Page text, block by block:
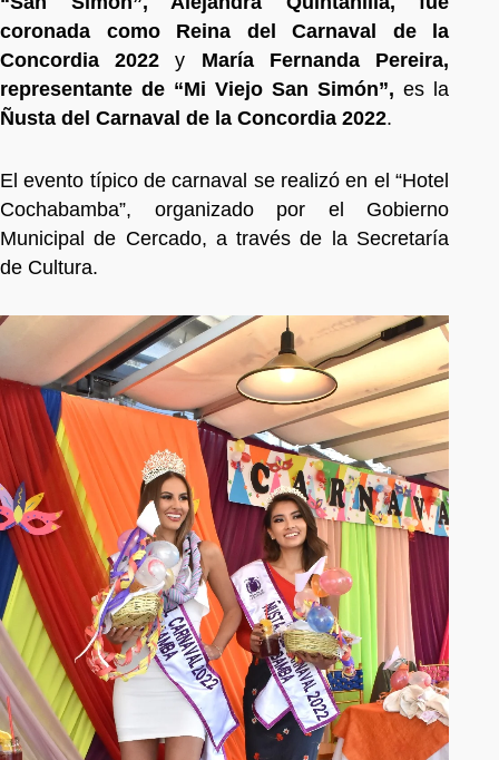
coronada como Reina del Carnaval de la
Concordia 2022 y María Fernanda Pereira,
representante de “Mi Viejo San Simón”, es la
Ñusta del Carnaval de la Concordia 2022.
El evento típico de carnaval se realizó en el “Hotel
Cochabamba”, organizado por el Gobierno
Municipal de Cercado, a través de la Secretaría
de Cultura.